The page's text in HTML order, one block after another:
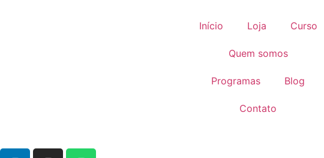
Início Loja Curso
Quem somos
Programas Blog
Contato